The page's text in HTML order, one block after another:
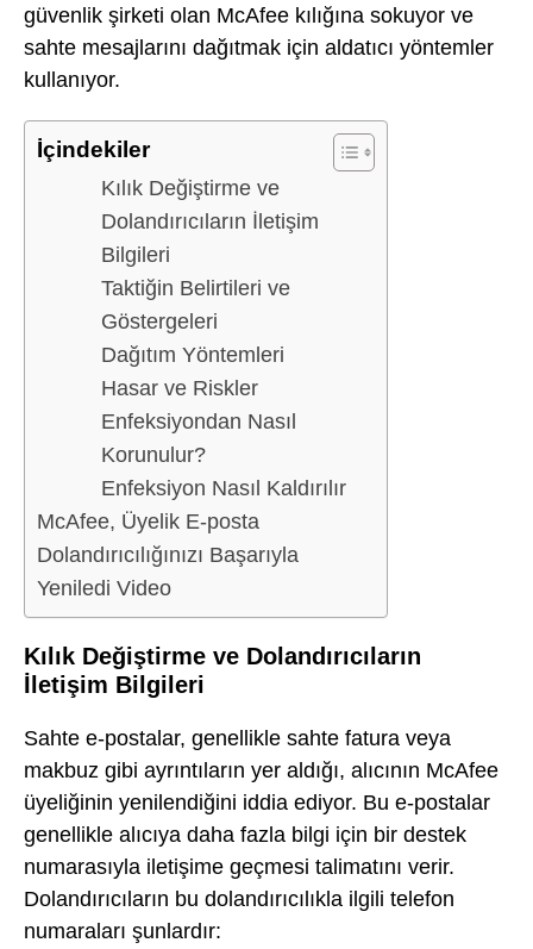
güvenlik şirketi olan McAfee kılığına sokuyor ve
sahte mesajlarını dağıtmak için aldatıcı yöntemler
kullanıyor.
İçindekiler
Kılık Değiştirme ve
Dolandırıcıların İletişim
Bilgileri
Taktiğin Belirtileri ve
Göstergeleri
Dağıtım Yöntemleri
Hasar ve Riskler
Enfeksiyondan Nasıl
Korunulur?
Enfeksiyon Nasıl Kaldırılır
McAfee, Üyelik E-posta
Dolandırıcılığınızı Başarıyla
Yeniledi Video
Kılık Değiştirme ve Dolandırıcıların
İletişim Bilgileri
Sahte e-postalar, genellikle sahte fatura veya
makbuz gibi ayrıntıların yer aldığı, alıcının McAfee
üyeliğinin yenilendiğini iddia ediyor. Bu e-postalar
genellikle alıcıya daha fazla bilgi için bir destek
numarasıyla iletişime geçmesi talimatını verir.
Dolandırıcıların bu dolandırıcılıkla ilgili telefon
numaraları şunlardır: